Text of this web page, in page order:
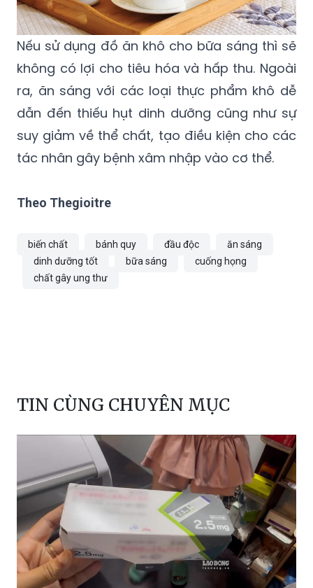
Nếu sử dụng đồ ăn khô cho bữa sáng thì sẽ
không có lợi cho tiêu hóa và hấp thu. Ngoài
ra, ăn sáng với các loại thực phẩm khô dễ
dẫn đến thiếu hụt dinh dưỡng cũng như sự
suy giảm về thể chất, tạo điều kiện cho các
tác nhân gây bệnh xâm nhập vào cơ thể.
Theo Thegioitre
biến chất bánh quy đầu độc
ăn sáng
dinh dưỡng tốt
bữa sáng
cuống họng
chất gây ung thư
TIN CÙNG CHUYÊN MỤC